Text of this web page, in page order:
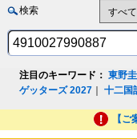
検索
注目のキーワード： 東野
ゲッターズ 2027 ｜十二国
【